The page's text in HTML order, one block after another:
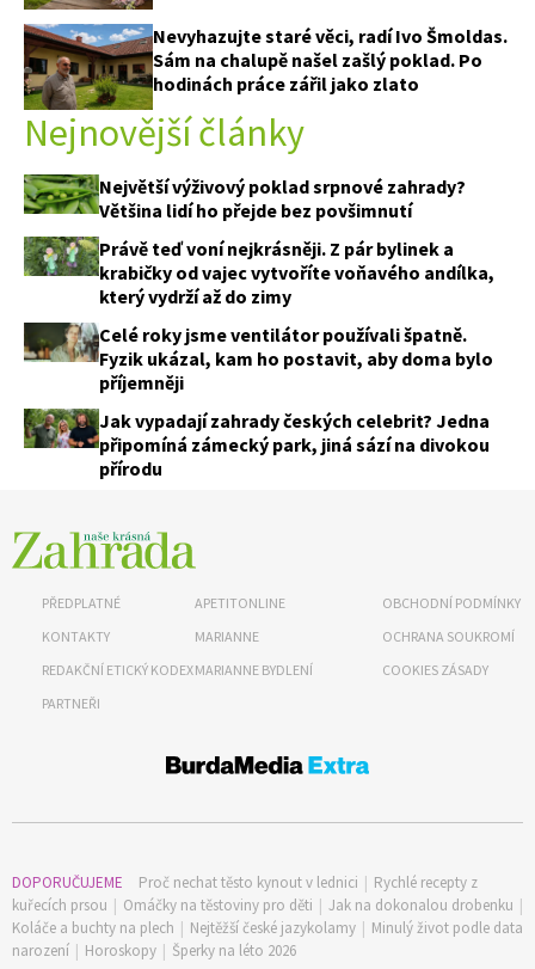
Nevyhazujte staré věci, radí Ivo Šmoldas.
Sám na chalupě našel zašlý poklad. Po
hodinách práce zářil jako zlato
Nejnovější články
Největší výživový poklad srpnové zahrady?
Většina lidí ho přejde bez povšimnutí
Právě teď voní nejkrásněji. Z pár bylinek a
krabičky od vajec vytvoříte voňavého andílka,
který vydrží až do zimy
Celé roky jsme ventilátor používali špatně.
Fyzik ukázal, kam ho postavit, aby doma bylo
příjemněji
Jak vypadají zahrady českých celebrit? Jedna
připomíná zámecký park, jiná sází na divokou
přírodu
PŘEDPLATNÉ
KONTAKTY
REDAKČNÍ ETICKÝ KODEX
PARTNEŘI
APETITONLINE
MARIANNE
MARIANNE BYDLENÍ
OBCHODNÍ PODMÍNKY
OCHRANA SOUKROMÍ
COOKIES ZÁSADY
DOPORUČUJEME Proč nechat těsto kynout v lednici | Rychlé recepty z
kuřecích prsou | Omáčky na těstoviny pro děti | Jak na dokonalou drobenku |
Koláče a buchty na plech | Nejtěžší české jazykolamy | Minulý život podle data
narození | Horoskopy | Šperky na léto 2026